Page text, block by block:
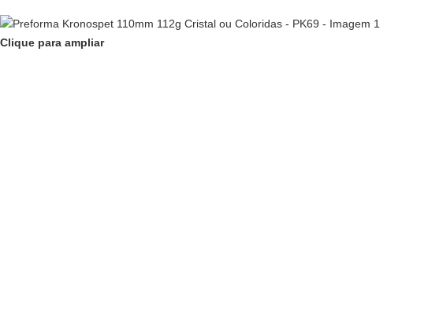
Clique para ampliar